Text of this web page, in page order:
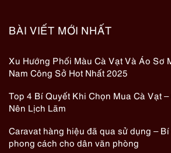
BÀI VIẾT MỚI NHẤT
Xu Hướng Phối Màu Cà Vạt Và Áo Sơ
Nam Công Sở Hot Nhất 2025
Top 4 Bí Quyết Khi Chọn Mua Cà Vạt
Nên Lịch Lãm
Caravat hàng hiệu đã qua sử dụng –
phong cách cho dân văn phòng